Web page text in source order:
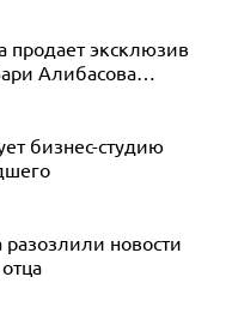
продает эксклюзив
Алибасова
продюсера
бизнес-студию
новости